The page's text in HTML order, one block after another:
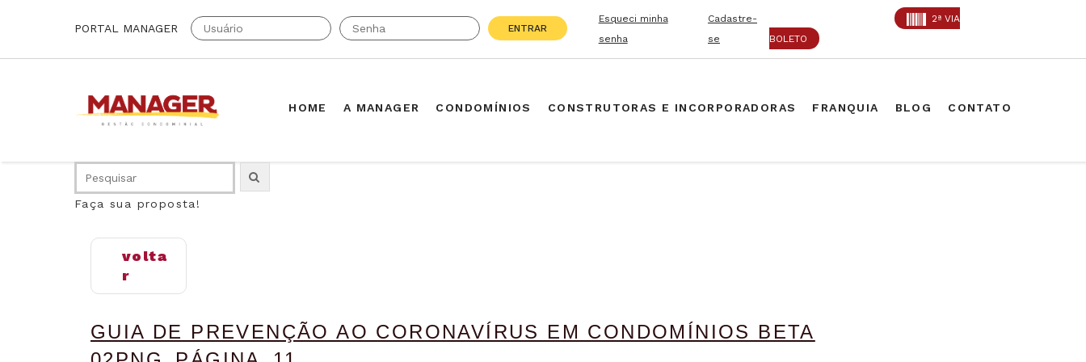
PORTAL MANAGER ENTRAR
Esqueci minha
senha
Cadastre-
se
2ª VIA
BOLETO
HOME A MANAGER CONDOMÍNIOS CONSTRUTORAS E INCORPORADORAS FRANQUIA BLOG CONTATO
Faça sua proposta!
volta
r
GUIA DE PREVENÇÃO AO CORONAVÍRUS EM CONDOMÍNIOS BETA